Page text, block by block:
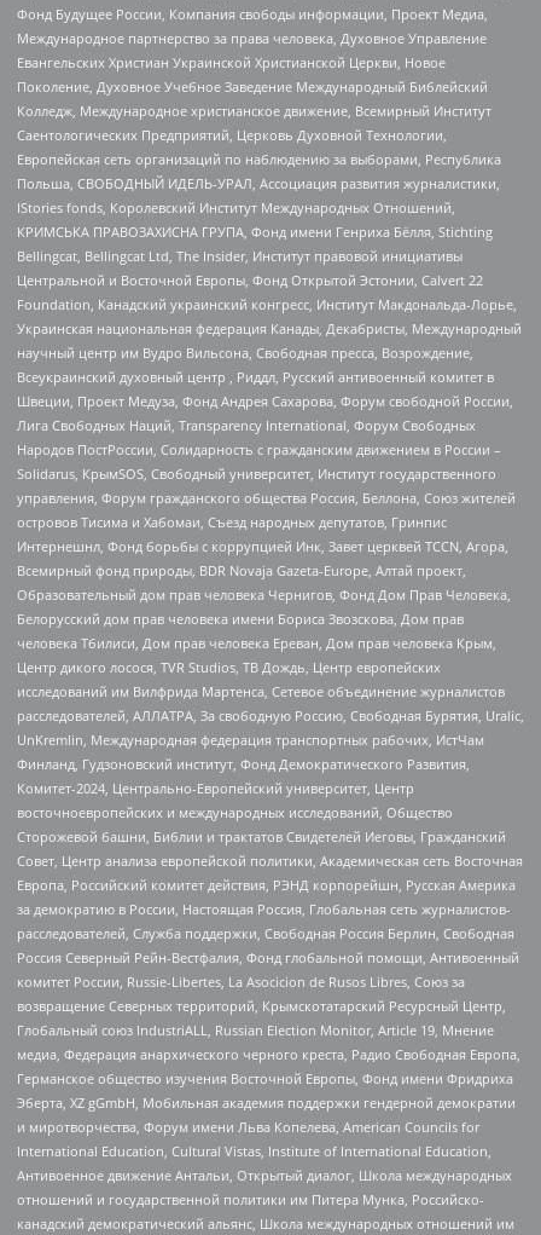
Фонд Будущее России, Компания свободы информации, Проект Медиа,
Международное партнерство за права человека, Духовное Управление
Евангельских Христиан Украинской Христианской Церкви, Новое
Поколение, Духовное Учебное Заведение Международный Библейский
Колледж, Международное христианское движение, Всемирный Институт
Саентологических Предприятий, Церковь Духовной Технологии,
Европейская сеть организаций по наблюдению за выборами, Республика
Польша, СВОБОДНЫЙ ИДЕЛЬ-УРАЛ, Ассоциация развития журналистики,
IStories fonds, Королевский Институт Международных Отношений,
КРИМСЬКА ПРАВОЗАХИСНА ГРУПА, Фонд имени Генриха Бёлля, Stichting
Bellingcat, Bellingcat Ltd, The Insider, Институт правовой инициативы
Центральной и Восточной Европы, Фонд Открытой Эстонии, Calvert 22
Foundation, Канадский украинский конгресс, Институт Макдональда-Лорье,
Украинская национальная федерация Канады, Декабристы, Международный
научный центр им Вудро Вильсона, Свободная пресса, Возрождение,
Всеукраинский духовный центр , Риддл, Русский антивоенный комитет в
Швеции, Проект Медуза, Фонд Андрея Сахарова, Форум свободной России,
Лига Свободных Наций, Transparеncy International, Форум Свободных
Народов ПостРоссии, Солидарность с гражданским движением в России –
Solidarus, КрымSOS, Свободный университет, Институт государственного
управления, Форум гражданского общества Россия, Беллона, Союз жителей
островов Тисима и Хабомаи, Съезд народных депутатов, Гринпис
Интернешнл, Фонд борьбы с коррупцией Инк, Завет церквей TCCN, Агора,
Всемирный фонд природы, BDR Novaja Gazeta-Europe, Алтай проект,
Образовательный дом прав человека Чернигов, Фонд Дом Прав Человека,
Белорусский дом прав человека имени Бориса Звозскова, Дом прав
человека Тбилиси, Дом прав человека Ереван, Дом прав человека Крым,
Центр дикого лосося, TVR Studios, ТВ Дождь, Центр европейских
исследований им Вилфрида Мартенса, Сетевое объединение журналистов
расследователей, АЛЛАТРА, За свободную Россию, Свободная Бурятия, Uralic,
UnKremlin, Международная федерация транспортных рабочих, ИстЧам
Финланд, Гудзоновский институт, Фонд Демократического Развития,
Комитет-2024, Центрально-Европейский университет, Центр
восточноевропейских и международных исследований, Общество
Сторожевой башни, Библии и трактатов Свидетелей Иеговы, Гражданский
Совет, Центр анализа европейской политики, Академическая сеть Восточная
Европа, Российский комитет действия, РЭНД корпорейшн, Русская Америка
за демократию в России, Настоящая Россия, Глобальная сеть журналистов-
расследователей, Служба поддержки, Свободная Россия Берлин, Свободная
Россия Северный Рейн-Вестфалия, Фонд глобальной помощи, Антивоенный
комитет России, Russie-Libertes, La Asocicion de Rusos Libres, Союз за
возвращение Северных территорий, Крымскотатарский Ресурсный Центр,
Глобальный союз IndustriALL, Russian Election Monitor, Article 19, Мнение
медиа, Федерация анархического черного креста, Радио Свободная Европа,
Германское общество изучения Восточной Европы, Фонд имени Фридриха
Эберта, XZ gGmbH, Мобильная академия поддержки гендерной демократии
и миротворчества, Форум имени Льва Копелева, American Councils for
International Education, Cultural Vistas, Institute of International Education,
Антивоенное движение Антальи, Открытый диалог, Школа международных
отношений и государственной политики им Питера Мунка, Российско-
канадский демократический альянс, Школа международных отношений им